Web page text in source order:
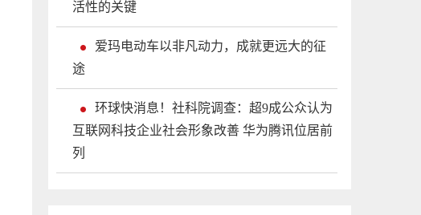
活性的关键
爱玛电动车以非凡动力，成就更远大的征
途
环球快消息！社科院调查：超9成公众认为
互联网科技企业社会形象改善 华为腾讯位居前
列